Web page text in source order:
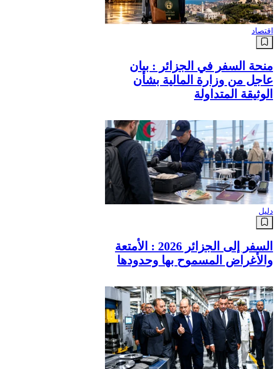
اقتصاد
منحة السفر في الجزائر : بيان
عاجل من وزارة المالية بشأن
الوثيقة المتداولة
دليل
السفر إلى الجزائر 2026 : الأمتعة
والأغراض المسموح بها وحدودها